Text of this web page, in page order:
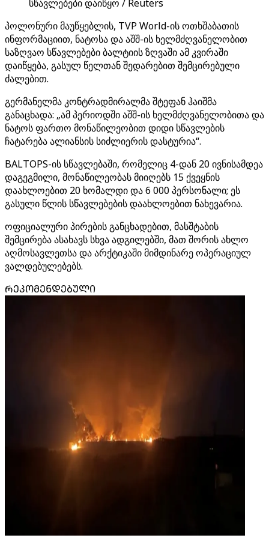
სწავლებები დაიწყო / Reuters
პოლონური მაუწყებლის, TVP World-ის ოთხშაბათის
ინფორმაციით, ნატოსა და აშშ-ის ხელმძღვანელობით
საზღვაო სწავლებები ბალტიის ზღვაში ამ კვირაში
დაიწყება, გასულ წელთან შედარებით შემცირებული
ძალებით.
გერმანელმა კონტრადმირალმა შტეფან ჰაიშმა
განაცხადა: „ამ პერიოდში აშშ-ის ხელმძღვანელობითა და
ნატოს ფართო მონაწილეობით დიდი სწავლების
ჩატარება ალიანსის სიძლიერის დასტურია“.
BALTOPS-ის სწავლებაში, რომელიც 4-დან 20 ივნისამდეა
დაგეგმილი, მონაწილეობას მიიღებს 15 ქვეყნის
დაახლოებით 20 ხომალდი და 6 000 პერსონალი; ეს
გასული წლის სწავლებების დაახლოებით ნახევარია.
ოფიციალური პირების განცხადებით, მასშტაბის
შემცირება ასახავს სხვა ადგილებში, მათ შორის ახლო
აღმოსავლეთსა და არქტიკაში მიმდინარე ოპერაციულ
ვალდებულებებს.
ᲠᲔᲙᲝᲛᲔᲜᲓᲔᲑᲣᲚᲘ